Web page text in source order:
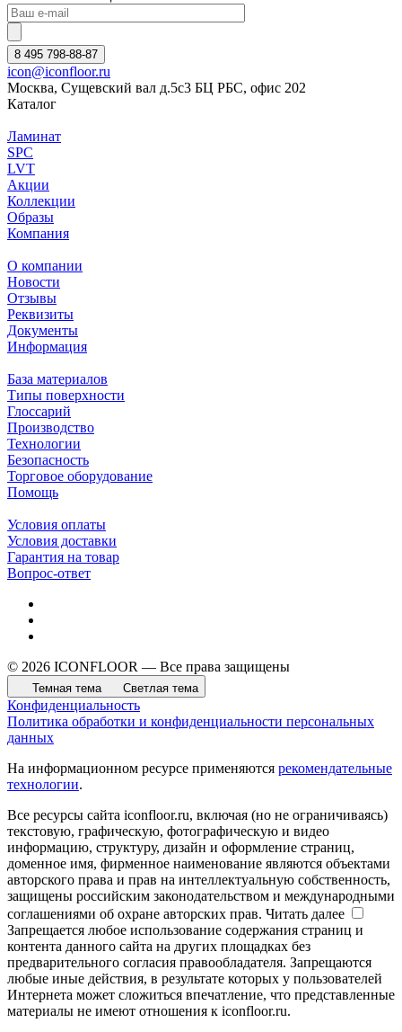
8 495 798-88-87
icon@iconfloor.ru
Москва, Сущевский вал д.5с3 БЦ РБС, офис 202
Каталог
Ламинат
SPC
LVT
Акции
Коллекции
Образы
Компания
О компании
Новости
Отзывы
Реквизиты
Документы
Информация
База материалов
Типы поверхности
Глоссарий
Производство
Технологии
Безопасность
Торговое оборудование
Помощь
Условия оплаты
Условия доставки
Гарантия на товар
Вопрос-ответ
© 2026 ICONFLOOR — Все права защищены
Темная тема Светлая тема
Конфиденциальность
Политика обработки и конфиденциальности персональных
данных
На информационном ресурсе применяются рекомендательные
технологии.
Все ресурсы сайта iconfloor.ru, включая (но не ограничиваясь)
текстовую, графическую, фотографическую и видео
информацию, структуру, дизайн и оформление страниц,
доменное имя, фирменное наименование являются объектами
авторского права и прав на интеллектуальную собственность,
защищены российским законодательством и международными
соглашениями об охране авторских прав. Читать далее
Запрещается любое использование содержания страниц и
контента данного сайта на других площадках без
предварительного согласия правообладателя. Запрещаются
любые иные действия, в результате которых у пользователей
Интернета может сложиться впечатление, что представленные
материалы не имеют отношения к iconfloor.ru.